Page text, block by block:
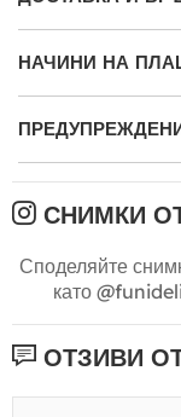
НАЧИНИ НА
СНИМКИ
Споделяйте
като
ОТЗИВИ